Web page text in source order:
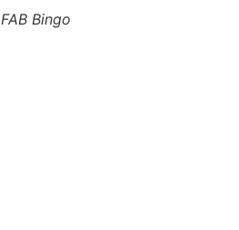
FAB Bingo